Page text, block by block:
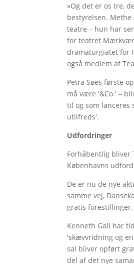
»Og det er os tre,
bestyrelsen.
teatre – hun har
for teatret
dramaturgiatet for
også medlem af
Petra Søes første
må være '&Co.' –
til og som lanceres
utilfreds'.
Udfordringer
Forhåbentlig bliver
Københavns
De er nu de nye
samme vej,
gratis forestillinger,
Kenneth Gall har
'skævvridning og
sal bliver opført
del af det nye